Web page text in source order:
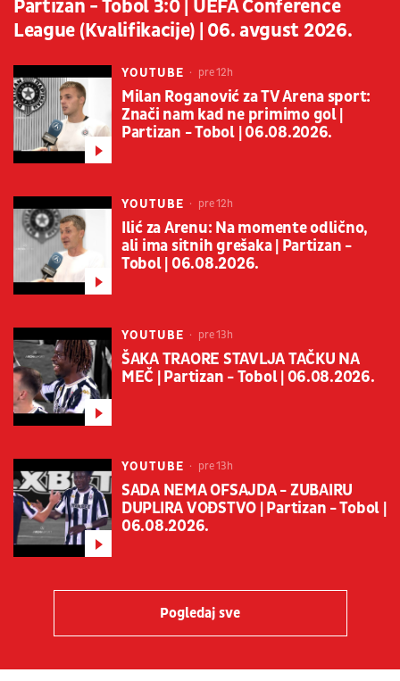
Partizan - Tobol 3:0 | UEFA Conference
League (Kvalifikacije) | 06. avgust 2026.
YOUTUBE pre 12h
Milan Roganović za TV Arena sport:
Znači nam kad ne primimo gol |
Partizan - Tobol | 06.08.2026.
YOUTUBE pre 12h
Ilić za Arenu: Na momente odlično,
ali ima sitnih grešaka | Partizan -
Tobol | 06.08.2026.
YOUTUBE pre 13h
ŠAKA TRAORE STAVLJA TAČKU NA
MEČ | Partizan - Tobol | 06.08.2026.
YOUTUBE pre 13h
SADA NEMA OFSAJDA - ZUBAIRU
DUPLIRA VOĐSTVO | Partizan - Tobol |
06.08.2026.
Pogledaj sve